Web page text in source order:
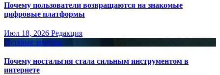
Почему пользователи возвращаются на знакомые
цифровые платформы
Июл 18, 2026 Редакция
Путёвые заметки
Почему ностальгия стала сильным инструментом в
интернете